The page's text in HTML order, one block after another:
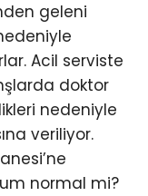
geleni
Acil serviste
doktor
nedeniyle
veriliyor.
normal mi?